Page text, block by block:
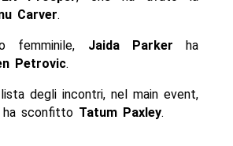
Carver.
femminile, Jaida Parker ha
Petrovic.
degli incontri, nel main event,
sconfitto Tatum Paxley.